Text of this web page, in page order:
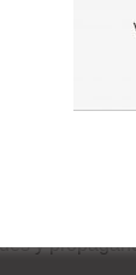
y por
a raíz
en las
y el
y